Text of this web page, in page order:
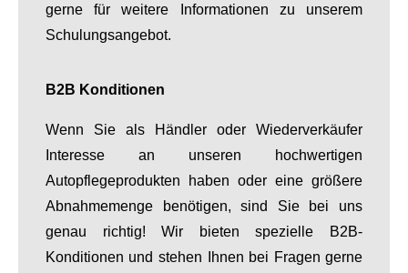
gerne für weitere Informationen zu unserem
Schulungsangebot.
B2B Konditionen
Wenn Sie als Händler oder Wiederverkäufer
Interesse an unseren hochwertigen
Autopflegeprodukten haben oder eine größere
Abnahmemenge benötigen, sind Sie bei uns
genau richtig! Wir bieten spezielle B2B-
Konditionen und stehen Ihnen bei Fragen gerne